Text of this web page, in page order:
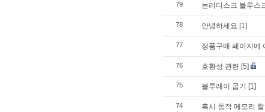
79 논리디스크 블루스
78 안녕하세요 [1]
77 정품구매 페이지에
76 호환성 관련 [5]
75 블루레이 굽기 [1]
74 혹시 동적 메모리